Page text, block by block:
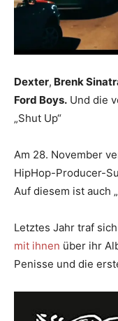
Dexter, Brenk
Ford Boys. Und die
„Shut Up“
Am 28. November
HipHop-Producer-
Auf diesem ist auch „
Letztes Jahr traf sich
mit ihnen über ihr
Penisse und die